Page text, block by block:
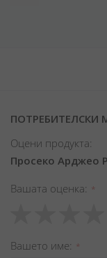
ПОТРЕБИТЕЛСКИ
Оцени продукта:
Вашата оценка
star
stars
stars
stars
stars
Вашето име